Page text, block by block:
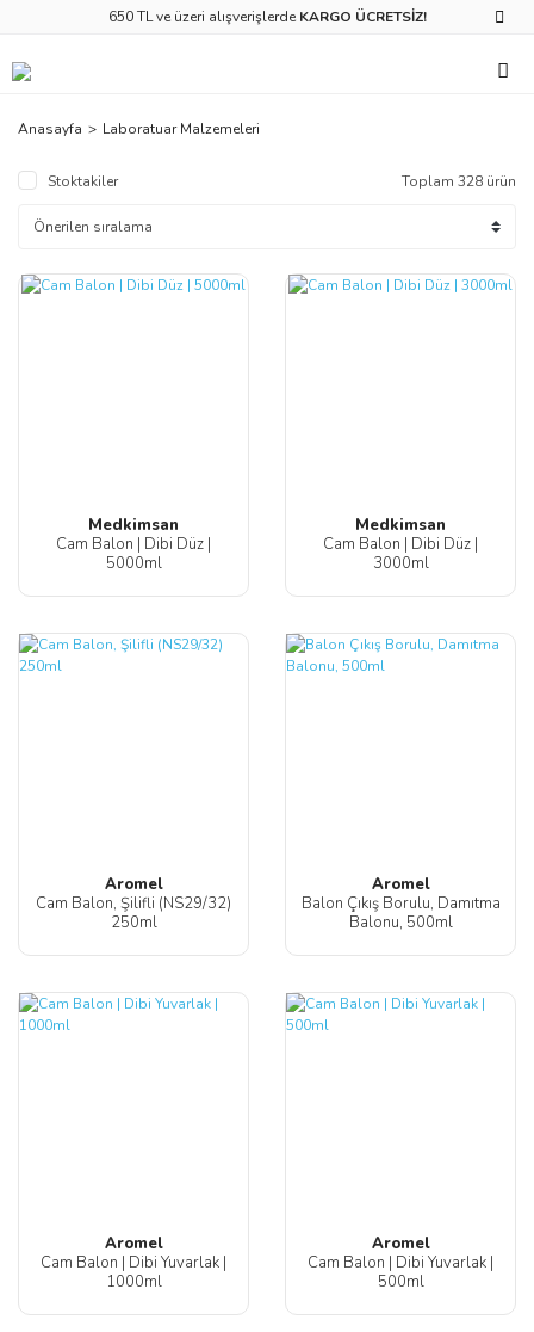
650 TL ve üzeri alışverişlerde KARGO ÜCRETSİZ!
Anasayfa Laboratuar Malzemeleri
Stoktakiler Toplam 328 ürün
Medkimsan
Cam Balon | Dibi Düz |
5000ml
Medkimsan
Cam Balon | Dibi Düz |
3000ml
Aromel
Cam Balon, Şilifli (NS29/32)
250ml
Aromel
Balon Çıkış Borulu, Damıtma
Balonu, 500ml
Aromel
Cam Balon | Dibi Yuvarlak |
1000ml
Aromel
Cam Balon | Dibi Yuvarlak |
500ml